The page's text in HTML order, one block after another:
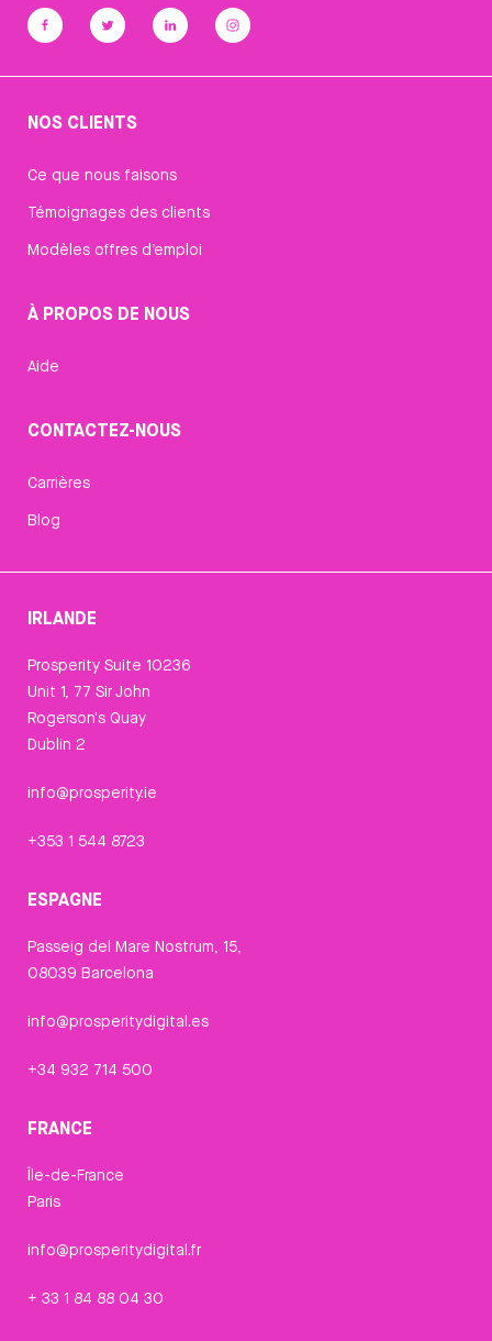
NOS CLIENTS
Ce que nous faisons
Témoignages des clients
Modèles offres d’emploi
À PROPOS DE NOUS
Aide
CONTACTEZ-NOUS
Carrières
Blog
IRLANDE
Prosperity Suite 10236
Unit 1, 77 Sir John
Rogerson's Quay
Dublin 2
info@prosperity.ie
+353 1 544 8723
ESPAGNE
Passeig del Mare Nostrum, 15,
08039 Barcelona
info@prosperitydigital.es
+34 932 714 500
FRANCE
Île-de-France
Paris
info@prosperitydigital.fr
+ 33 1 84 88 04 30